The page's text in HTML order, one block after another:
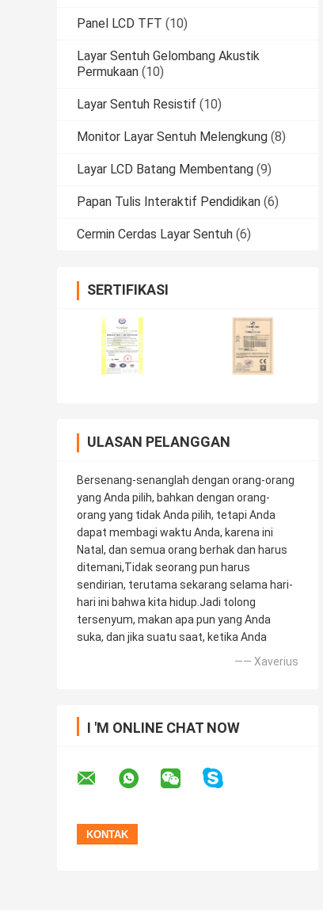
Panel LCD TFT (10)
Layar Sentuh Gelombang Akustik
Permukaan (10)
Layar Sentuh Resistif (10)
Monitor Layar Sentuh Melengkung (8)
Layar LCD Batang Membentang (9)
Papan Tulis Interaktif Pendidikan (6)
Cermin Cerdas Layar Sentuh (6)
SERTIFIKASI
ULASAN PELANGGAN
Bersenang-senanglah dengan orang-orang
yang Anda pilih, bahkan dengan orang-
orang yang tidak Anda pilih, tetapi Anda
dapat membagi waktu Anda, karena ini
Natal, dan semua orang berhak dan harus
ditemani,Tidak seorang pun harus
sendirian, terutama sekarang selama hari-
hari ini bahwa kita hidup.Jadi tolong
tersenyum, makan apa pun yang Anda
suka, dan jika suatu saat, ketika Anda
—— Xaverius
I 'M ONLINE CHAT NOW